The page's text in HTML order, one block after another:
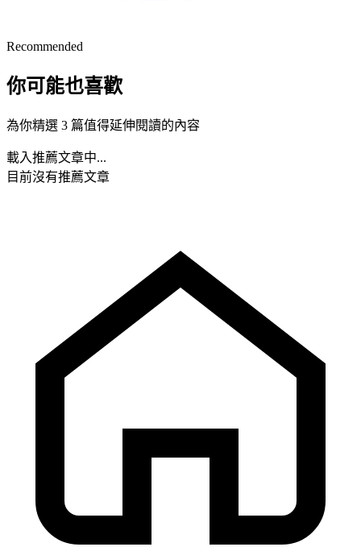
Recommended
你可能也喜歡
為你精選 3 篇值得延伸閱讀的內容
載入推薦文章中...
目前沒有推薦文章